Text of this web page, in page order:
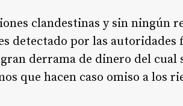
clandestinas y sin ningún
detectado por las autoridades
derrama de dinero del cual
que hacen caso omiso a los